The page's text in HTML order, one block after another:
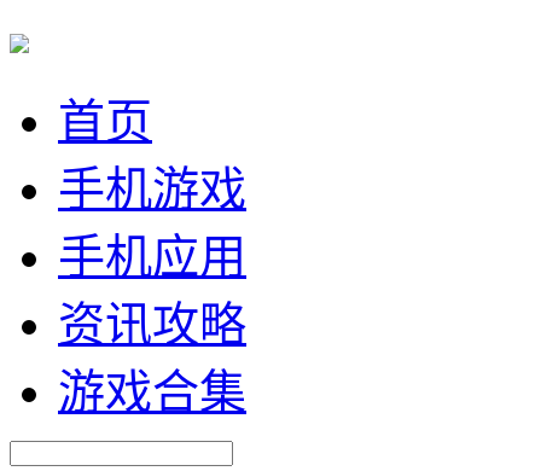
首页
手机游戏
手机应用
资讯攻略
游戏合集